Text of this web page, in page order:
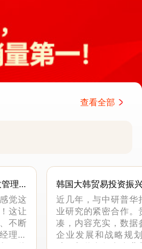
查看全部
理
觉这
这让
不断
理沟
韩国大韩贸易投资振
近几年，与中研普华
业研究的紧密合作。
凑，内容充实，数据
企业发展和战略规